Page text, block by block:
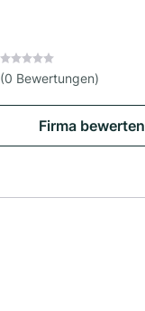
(0 Bewertungen)
Firma bewerten